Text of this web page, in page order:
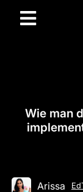
Wie man
Arissa